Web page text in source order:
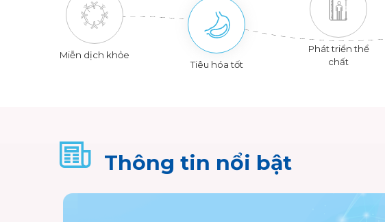
Miễn dịch khỏe
Tiêu hóa tốt
Phát triển thể
chất
Thông tin nổi bật